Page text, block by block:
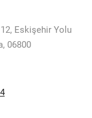
Eskişehir Yolu
06800